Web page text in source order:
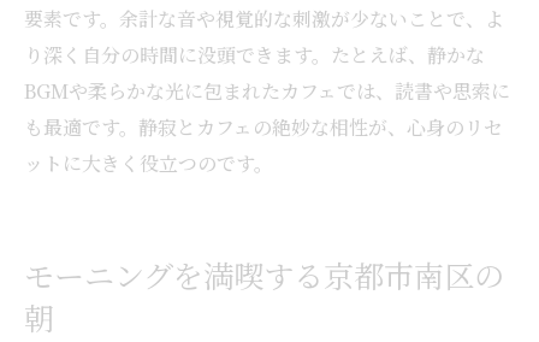
移動前に最適なカフェのモーニング術
心地よい空間で過ごす朝食時間のヒント
カフェで叶える心地よいモーニング空間の
作り方
雰囲気重視のカフェで感じる朝の癒し
要素です。余計な音や視覚的な刺激が少ないことで、よ
り深く自分の時間に没頭できます。たとえば、静かな
BGMや柔らかな光に包まれたカフェでは、読書や思索に
も最適です。静寂とカフェの絶妙な相性が、心身のリセ
ットに大きく役立つのです。
モーニングを満喫する京都市南区の
朝